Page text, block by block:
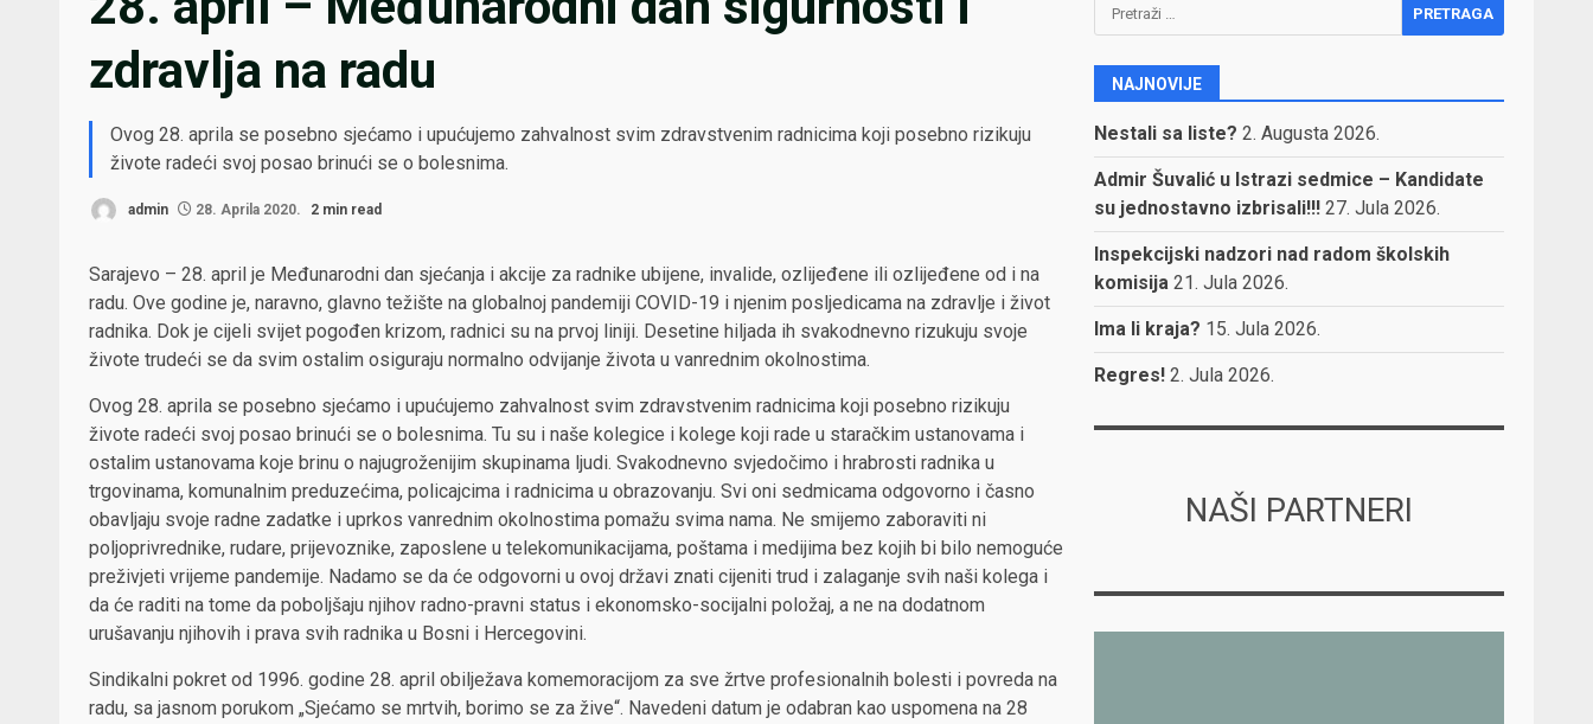
zdravlja na radu
Ovog 28. aprila se posebno sjećamo i upućujemo zahvalnost svim zdravstvenim radnicima koji posebno rizikuju
živote radeći svoj posao brinući se o bolesnima.
admin 28. Aprila 2020. 2 min read
Sarajevo – 28. april je Međunarodni dan sjećanja i akcije za radnike ubijene, invalide, ozlijeđene ili ozlijeđene od i na
radu. Ove godine je, naravno, glavno težište na globalnoj pandemiji COVID-19 i njenim posljedicama na zdravlje i život
radnika. Dok je cijeli svijet pogođen krizom, radnici su na prvoj liniji. Desetine hiljada ih svakodnevno rizukuju svoje
živote trudeći se da svim ostalim osiguraju normalno odvijanje života u vanrednim okolnostima.
Ovog 28. aprila se posebno sjećamo i upućujemo zahvalnost svim zdravstvenim radnicima koji posebno rizikuju
živote radeći svoj posao brinući se o bolesnima. Tu su i naše kolegice i kolege koji rade u staračkim ustanovama i
ostalim ustanovama koje brinu o najugroženijim skupinama ljudi. Svakodnevno svjedočimo i hrabrosti radnika u
trgovinama, komunalnim preduzećima, policajcima i radnicima u obrazovanju. Svi oni sedmicama odgovorno i časno
obavljaju svoje radne zadatke i uprkos vanrednim okolnostima pomažu svima nama. Ne smijemo zaboraviti ni
poljoprivrednike, rudare, prijevoznike, zaposlene u telekomunikacijama, poštama i medijima bez kojih bi bilo nemoguće
preživjeti vrijeme pandemije. Nadamo se da će odgovorni u ovoj državi znati cijeniti trud i zalaganje svih naši kolega i
da će raditi na tome da poboljšaju njihov radno-pravni status i ekonomsko-socijalni položaj, a ne na dodatnom
urušavanju njihovih i prava svih radnika u Bosni i Hercegovini.
Sindikalni pokret od 1996. godine 28. april obilježava komemoracijom za sve žrtve profesionalnih bolesti i povreda na
radu, sa jasnom porukom „Sjećamo se mrtvih, borimo se za žive“. Navedeni datum je odabran kao uspomena na 28
NAJNOVIJE
Nestali sa liste? 2. Augusta 2026.
Admir Šuvalić u Istrazi sedmice – Kandidate
su jednostavno izbrisali!!! 27. Jula 2026.
Inspekcijski nadzori nad radom školskih
komisija 21. Jula 2026.
Ima li kraja? 15. Jula 2026.
Regres! 2. Jula 2026.
NAŠI PARTNERI